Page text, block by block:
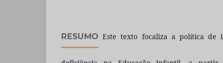
RESUMO Este texto focaliza a política de